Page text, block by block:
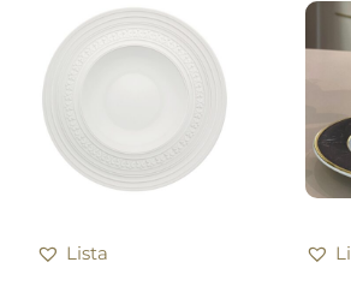
Lista